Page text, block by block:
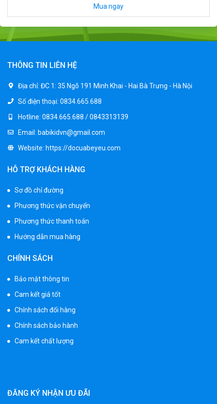
Mua ngay
THÔNG TIN LIÊN HỆ
Địa chỉ: ĐC 1: 35 Ngõ 191 Minh Khai - Hai Bà Trưng - Hà Nội
Số điện thoại: 0834.665.688
Hotline: 0834.665.688 / 0843313139
Email: babikidvn@gmail.com
Website: https://docuabeyeu.com
HỖ TRỢ KHÁCH HÀNG
Sơ đồ chỉ đường
Phương thức vận chuyển
Phương thức thanh toán
Hướng dẫn mua hàng
CHÍNH SÁCH
Bảo mật thông tin
Cam kết giá tốt
Chính sách đổi hàng
Chính sách bảo hành
Cam kết chất lượng
ĐĂNG KÝ NHẬN ƯU ĐÃI